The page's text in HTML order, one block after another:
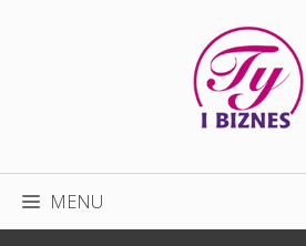
MENU